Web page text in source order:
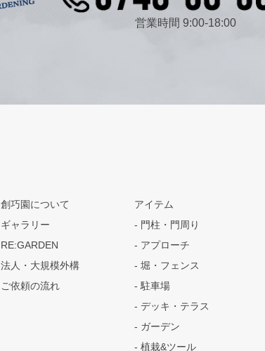
営業時間 9:00-18:00
創巧園について
ギャラリー
RE:GARDEN
法人・大規模外構
ご依頼の流れ
アイテム
門柱・門周り
アプローチ
堀・フェンス
駐車場
デッキ・テラス
ガーデン
植栽&ツール